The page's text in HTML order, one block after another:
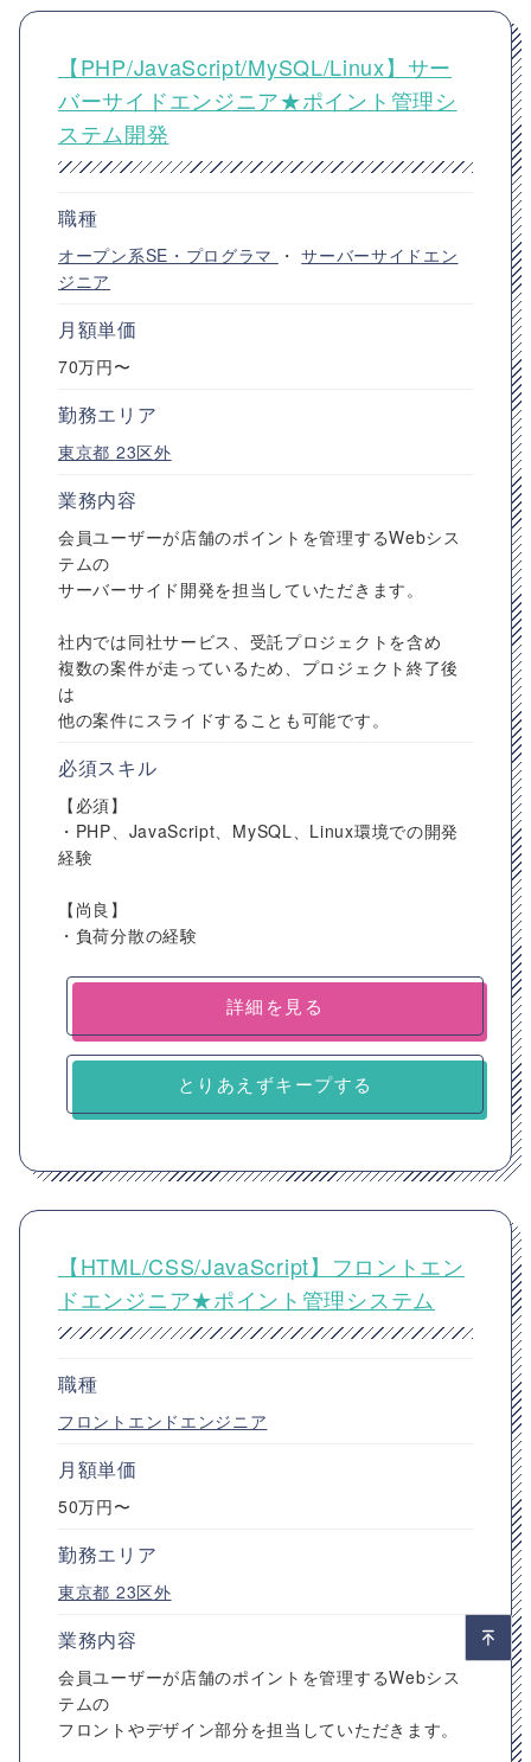
【PHP/JavaScript/MySQL/Linux】サー
バーサイドエンジニア★ポイント管理シ
ステム開発
職種
オープン系SE・プログラマ ・サーバーサイドエン
ジニア
月額単価
70万円〜
勤務エリア
東京都 23区外
業務内容
会員ユーザーが店舗のポイントを管理するWebシス
テムの
サーバーサイド開発を担当していただきます。
社内では同社サービス、受託プロジェクトを含め
複数の案件が走っているため、プロジェクト終了後
は
他の案件にスライドすることも可能です。
必須スキル
【必須】
・PHP、JavaScript、MySQL、Linux環境での開発
経験
【尚良】
・負荷分散の経験
詳細を見る
とりあえずキープする
【HTML/CSS/JavaScript】フロントエン
ドエンジニア★ポイント管理システム
職種
フロントエンドエンジニア
月額単価
50万円〜
勤務エリア
東京都 23区外
業務内容
会員ユーザーが店舗のポイントを管理するWebシス
テムの
フロントやデザイン部分を担当していただきます。